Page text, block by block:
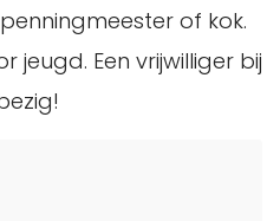
of kok.
jeugd. Een vrijwilliger bij